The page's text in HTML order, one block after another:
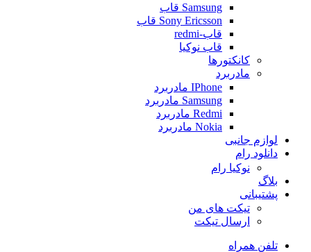
Samsung قاب
Sony Ericsson قاب
قاب-redmi
قاب نوکیا
کانکتورها
مادربرد
IPhone مادربرد
Samsung مادربرد
Redmi مادربرد
Nokia مادربرد
لوازم جانبی
دانلود رام
نوکیا رام
بلاگ
پشتیبانی
تیکت های من
ارسال تیکت
تلفن همراه